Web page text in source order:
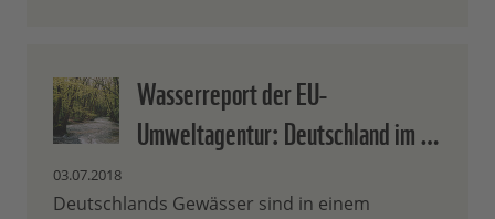
Wasserreport der EU-
Umweltagentur: Deutschland im …
03.07.2018
Deutschlands Gewässer sind in einem